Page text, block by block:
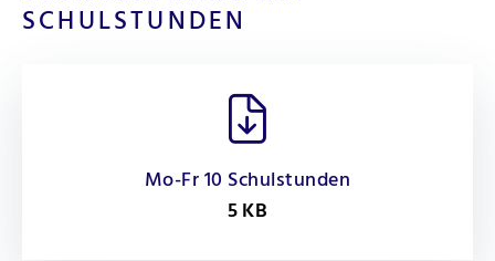
SCHULSTUNDEN
Mo-Fr 10 Schulstunden
5 KB